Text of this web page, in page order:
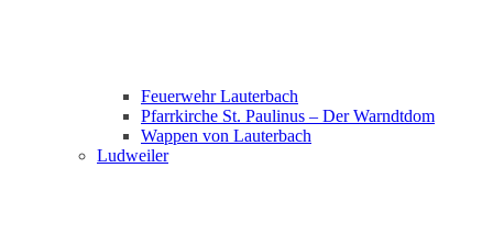
Feuerwehr Lauterbach
Pfarrkirche St. Paulinus – Der Warndtdom
Wappen von Lauterbach
Ludweiler